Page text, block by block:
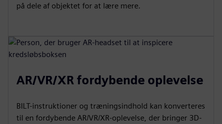
på dele af objektet for at lære mere.
AR/VR/XR fordybende oplevelse
BILT-instruktioner og træningsindhold kan konverteres
til en fordybende AR/VR/XR-oplevelse, der bringer 3D-